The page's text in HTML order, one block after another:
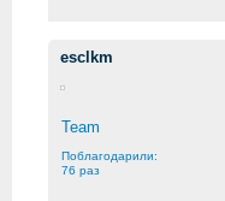
esclkm
Team
Поблагодарили:
76 раз